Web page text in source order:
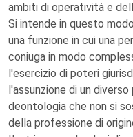
ambiti di operatività e
Si intende in questo
una funzione in cui una
coniuga in modo
l'esercizio di poteri
l'assunzione di un
deontologia che non si
della professione di